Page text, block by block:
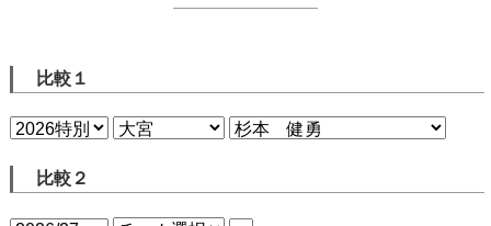
比較１
比較２